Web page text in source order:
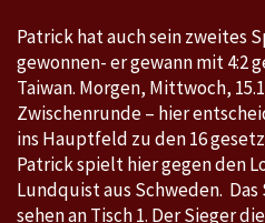
Open
SWE
13
Nov
2017
–
Patrick hat auch sein zweites
gewonnen- er gewann mit 4:2
Taiwan. Morgen, Mittwoch,
Zwischenrunde – hier
ins Hauptfeld zu den 16
Patrick spielt hier gegen den
Lundquist aus Schweden.
sehen an Tisch 1. Der Sieger